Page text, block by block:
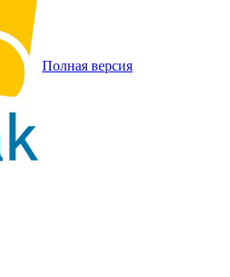
Полная версия